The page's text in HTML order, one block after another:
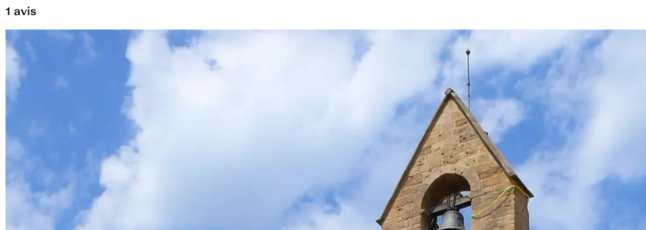
1 avis